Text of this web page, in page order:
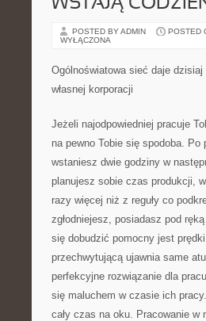
WSTAJĄ
POSTED BY ADMIN POSTED
WYŁĄCZONA
Ogólnoświatowa sieć daje
własnej korporacji
Jeżeli najodpowiedniej pracuje
na pewno Tobie się spodoba.
wstaniesz dwie godziny w
planujesz sobie czas produkcji,
razy więcej niż z reguły co
zgłodniejesz, posiadasz pod
się dobudzić pomocny jest
przechwytującą ujawnia same
perfekcyjne rozwiązanie dla
się maluchem w czasie ich
cały czas na oku. Pracowanie